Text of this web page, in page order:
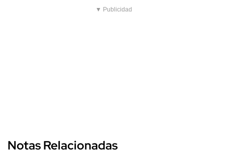
▼ Publicidad
Notas Relacionadas